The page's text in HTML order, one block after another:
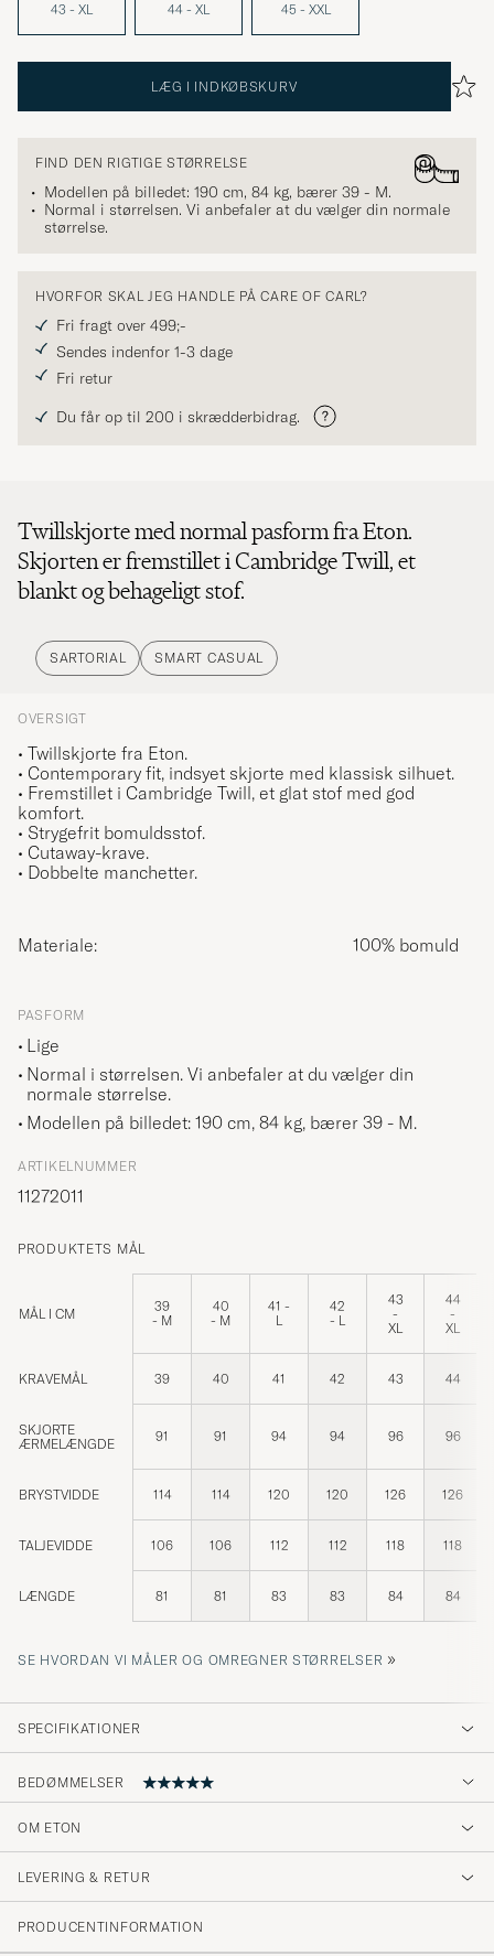
43 - XL 44 - XL 45 - XXL
LÆG I INDKØBSKURV
FIND DEN RIGTIGE STØRRELSE
Modellen på billedet: 190 cm, 84 kg, bærer 39 - M.
Normal i størrelsen. Vi anbefaler at du vælger din normale
størrelse.
HVORFOR SKAL JEG HANDLE PÅ CARE OF CARL?
Fri fragt over 499;-
Sendes indenfor 1-3 dage
Fri retur
Du får op til 200 i skrædderbidrag.
Twillskjorte med normal pasform fra Eton.
Skjorten er fremstillet i Cambridge Twill, et
blankt og behageligt stof.
SARTORIAL SMART CASUAL
OVERSIGT
• Twillskjorte fra Eton.
• Contemporary fit, indsyet skjorte med klassisk silhuet.
• Fremstillet i Cambridge Twill, et glat stof med god
komfort.
• Strygefrit bomuldsstof.
• Cutaway-krave.
• Dobbelte manchetter.
Materiale: 100% bomuld
PASFORM
Lige
Normal i størrelsen. Vi anbefaler at du vælger din
normale størrelse.
Modellen på billedet: 190 cm, 84 kg, bærer 39 - M.
ARTIKELNUMMER
11272011
PRODUKTETS MÅL
MÅL I CM
39
- M
40
- M
41 -
L
42
- L
43
-
XL
44
-
XL
KRAVEMÅL 39 40 41 42 43 44
SKJORTE
ÆRMELÆNGDE
91 91 94 94 96 96
BRYSTVIDDE 114 114 120 120 126 126
TALJEVIDDE 106 106 112 112 118 118
LÆNGDE 81 81 83 83 84 84
SE HVORDAN VI MÅLER OG OMREGNER STØRRELSER »
SPECIFIKATIONER
BEDØMMELSER
Rask levering!
TRYGVE R
OM ETON
LEVERING & RETUR
PRODUCENTINFORMATION